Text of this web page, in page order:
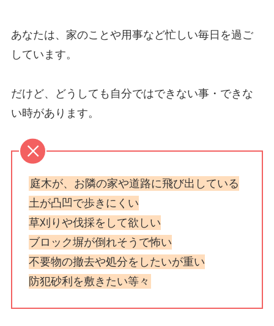
あなたは、家のことや用事など忙しい毎日を過ご
しています。
だけど、どうしても自分ではできない事・できな
い時があります。
庭木が、お隣の家や道路に飛び出している
土が凸凹で歩きにくい
草刈りや伐採をして欲しい
ブロック塀が倒れそうで怖い
不要物の撤去や処分をしたいが重い
防犯砂利を敷きたい等々